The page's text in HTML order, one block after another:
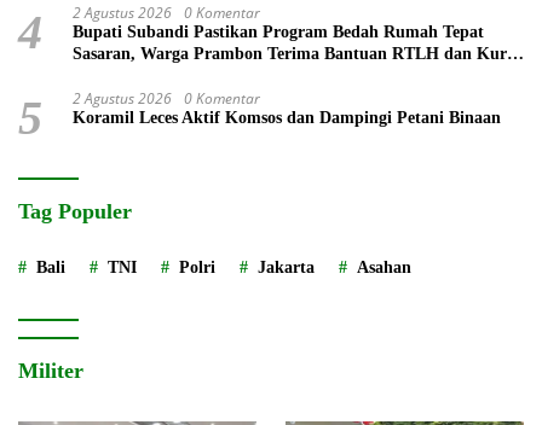
4 2 Agustus 2026 0 Komentar
Bupati Subandi Pastikan Program Bedah Rumah Tepat
Sasaran, Warga Prambon Terima Bantuan RTLH dan Kursi
5 2 Agustus 2026 0 Komentar
Koramil Leces Aktif Komsos dan Dampingi Petani Binaan
Tag Populer
Bali TNI Polri Jakarta Asahan
Militer